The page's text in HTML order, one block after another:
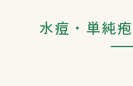
水痘・単純